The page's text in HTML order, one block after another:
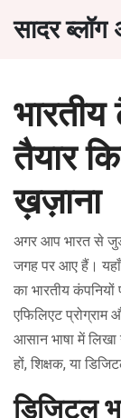
सादर ब्लॉग
तैयार
ख़ज़ाना
अगर आप भारत से
जगह पर आए हैं।
का भारतीय
एफिलिएट
आसान भाषा में
हों, शिक्षक, या
डिजिटल